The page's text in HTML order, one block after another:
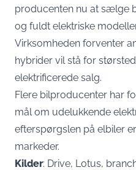
producenten nu at sælge
og fuldt elektriske
Virksomheden forventer
hybrider vil stå for
elektrificerede salg.
Flere bilproducenter har
mål om udelukkende
efterspørgslen på elbiler
markeder.
Kilder: Drive, Lotus,